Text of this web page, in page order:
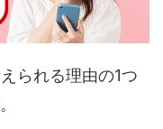
られる理由の1つ